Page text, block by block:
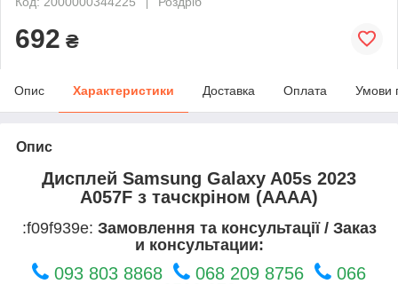
692 ₴
Опис Характеристики Доставка Оплата Умови
Опис
Дисплей Samsung Galaxy A05s 2023
A057F з тачскріном (AAAA)
:f09f939e: Замовлення та консультації / Заказ
и консультации:
093 803 8868 068 209 8756
066